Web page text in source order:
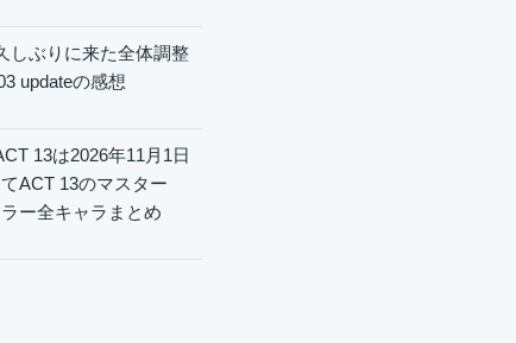
しぶりに来た全体調整
updateの感想
13は2026年11月1日
ACT 13のマスター
ー全キャラまとめ